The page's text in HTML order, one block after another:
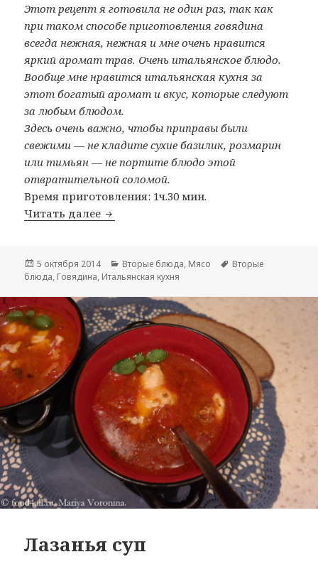
Этот рецепт я готовила не один раз, так как
при таком способе приготовления говядина
всегда нежная, нежная и мне очень нравится
яркий аромат трав. Очень итальянское блюдо.
Вообще мне нравится итальянская кухня за
этот богатый аромат и вкус, которые следуют
за любым блюдом.
Здесь очень важно, чтобы приправы были
свежими — не кладите сухие базилик, розмарин
или тимьян — не портите блюдо этой
отвратительной соломой.
Время приготовления: 1ч.30 мин.
Читать далее Мясо по-итальянски в томатном
Опубликовано
5 октября 2014 Рубрики
Вторые блюда, Мясо Метки
Вторые
блюда, Говядина, Итальянская кухня
Лазанья суп